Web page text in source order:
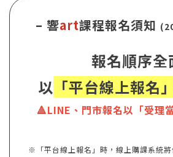
– 響art課程報名須知
報名順序全
以 「平台線上報名」
🔺LINE、門市報名以「受理
※「平台線上報名」時，線上購課系統